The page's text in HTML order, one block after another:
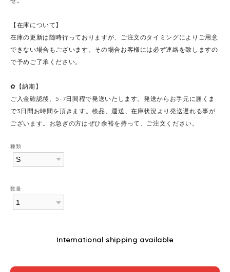
【在庫について】
在庫の更新は随時行っておりますが、ご注文のタイミングによりご用意
できない場合もございます。その場合お客様には必ず連絡を致しますの
で予めご了承ください。
✿【納期】
ご入金確認後、5-7日間程で発送いたします。発送からお手元に届くま
で3日間お時間を頂きます。検品、運送、在庫状況より発送遅れる事が
ございます。お急ぎの方はぜひ余裕を持って、ご注文ください。
種類
数量
International shipping available